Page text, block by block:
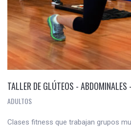
TALLER DE GLÚTEOS - ABDOMINALES
ADULTOS
Clases fitness que trabajan grupos